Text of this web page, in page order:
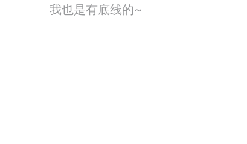
我也是有底线的~